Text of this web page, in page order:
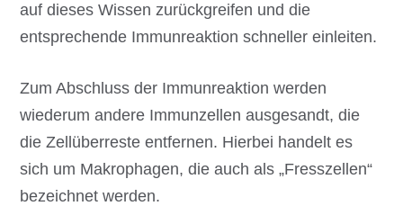
auf dieses Wissen zurückgreifen und die
entsprechende Immunreaktion schneller einleiten.
Zum Abschluss der Immunreaktion werden
wiederum andere Immunzellen ausgesandt, die
die Zellüberreste entfernen. Hierbei handelt es
sich um Makrophagen, die auch als „Fresszellen“
bezeichnet werden.